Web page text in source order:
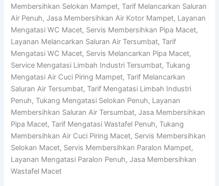
Membersihkan Selokan Mampet, Tarif Melancarkan Saluran
Air Penuh, Jasa Membersihkan Air Kotor Mampet, Layanan
Mengatasi WC Macet, Servis Membersihkan Pipa Macet,
Layanan Melancarkan Saluran Air Tersumbat, Tarif
Mengatasi WC Macet, Servis Melancarkan Pipa Macet,
Service Mengatasi Limbah Industri Tersumbat, Tukang
Mengatasi Air Cuci Piring Mampet, Tarif Melancarkan
Saluran Air Tersumbat, Tarif Mengatasi Limbah Industri
Penuh, Tukang Mengatasi Selokan Penuh, Layanan
Membersihkan Saluran Air Tersumbat, Jasa Membersihkan
Pipa Macet, Tarif Mengatasi Wastafel Penuh, Tukang
Membersihkan Air Cuci Piring Macet, Servis Membersihkan
Selokan Macet, Servis Membersihkan Paralon Mampet,
Layanan Mengatasi Paralon Penuh, Jasa Membersihkan
Wastafel Macet